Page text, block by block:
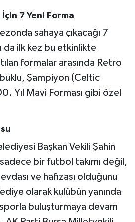
7 Yeni Forma
sahaya çıkacağı 7
da ilk kez bu etkinlikte
formalar arasında Retro
Şampiyon (Celtic
Yıl Mavi Forması gibi özel
Başkan Vekili Şahin
bir futbol takımı değil,
ve hafızası olduğunu
olarak kulübün yanında
buluşturmaya devam